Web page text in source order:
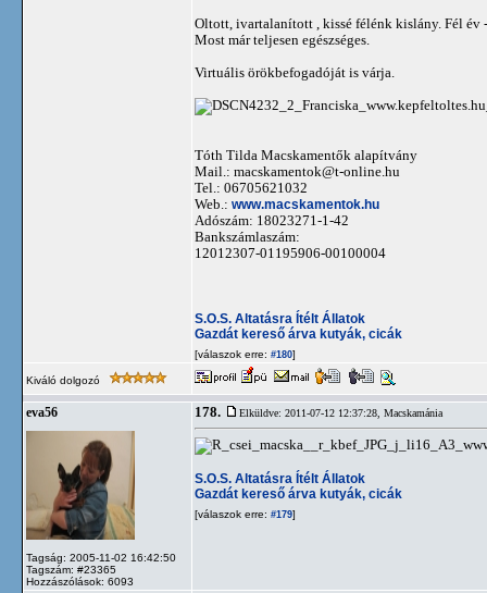
Oltott, ivartalanított , kissé félénk kislány. Fél év
Most már teljesen egészséges.
Virtuális örökbefogadóját is várja.
Tóth Tilda Macskamentők alapítvány
Mail.: macskamentok@t-online.hu
Tel.: 06705621032
Web.: www.macskamentok.hu
Adószám: 18023271-1-42
Bankszámlaszám:
12012307-01195906-00100004
S.O.S. Altatásra Ítélt Állatok
Gazdát kereső árva kutyák, cicák
[válaszok erre: #180]
Kiváló dolgozó
eva56
Tagság: 2005-11-02 16:42:50
Tagszám: #23365
Hozzászólások: 6093
178. Elküldve: 2011-07-12 12:37:28, Macskamánia
S.O.S. Altatásra Ítélt Állatok
Gazdát kereső árva kutyák, cicák
[válaszok erre: #179]